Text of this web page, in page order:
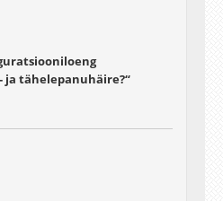
ja tähelepanuhäire?“